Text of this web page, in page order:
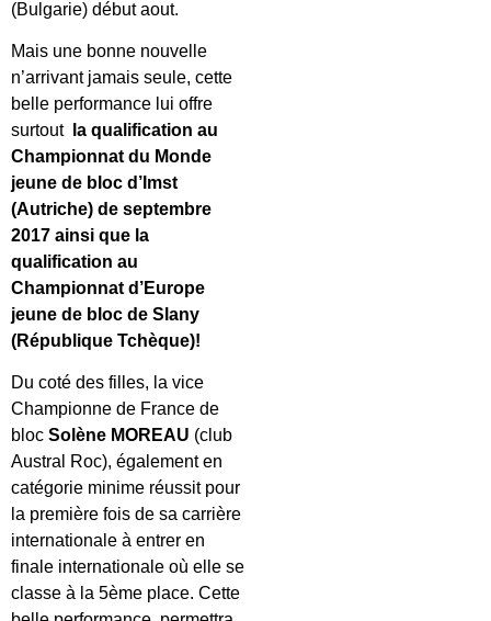
(Bulgarie) début aout.
Mais une bonne nouvelle
n’arrivant jamais seule, cette
belle performance lui offre
surtout
la qualification au
Championnat du Monde
jeune de bloc d’Imst
(Autriche) de septembre
2017 ainsi que la
qualification au
Championnat d’Europe
jeune de bloc de Slany
(République Tchèque)!
Du coté des filles, la vice
Championne de France de
bloc Solène MOREAU (club
Austral Roc), également en
catégorie minime réussit pour
la première fois de sa carrière
internationale à entrer en
finale internationale où elle se
classe à la 5ème place. Cette